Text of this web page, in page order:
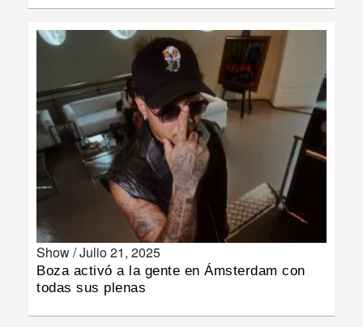
MUNDO
MULTIMEDIA
IMPRESO
Show /Julio 21, 2025
Boza activó a la gente en Ámsterdam con
todas sus plenas